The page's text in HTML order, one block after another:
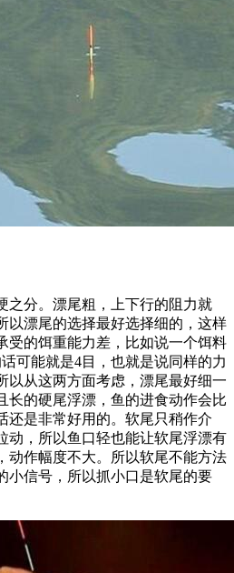
之分。漂尾粗，上下行的阻力就
以漂尾的选择最好选择细的，这样
受的饵重能力差，比如说一个饵料
可能就是4目，也就是说同样的力
以从这两方面考虑，漂尾最好细一
长的硬尾浮漂，鱼的进食动作会比
还是非常好用的。软尾只稍作介
动，所以鱼口轻也能让软尾浮漂有
动作幅度不大。所以软尾不能方法
小信号，所以抓小口是软尾的要